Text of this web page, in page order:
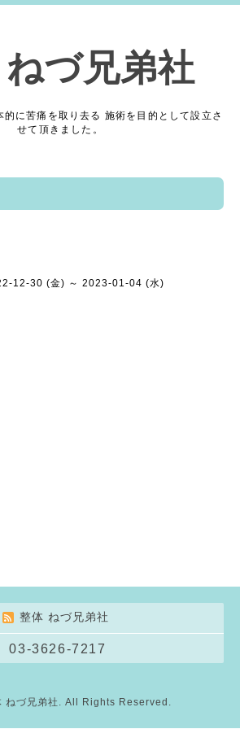
づ兄弟社
的に苦痛を取り去る 施術を目的として設立さ
せて頂きました。
12-30 (金) ～ 2023-01-04 (水)
整体 ねづ兄弟社
03-3626-7217
ねづ兄弟社 . All Rights Reserved.